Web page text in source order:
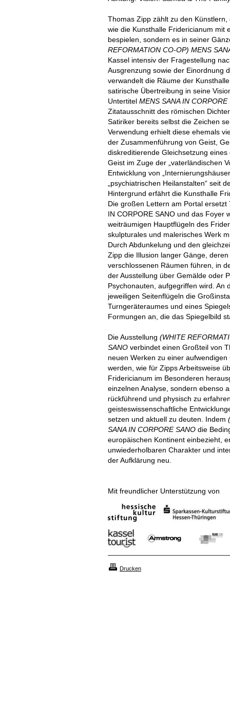
Thomas Zipp zählt zu den
wie die Kunsthalle Fridericianum mit
bespielen, sondern es in seiner
REFORMATION CO-OP) MENS
Kassel intensiv der Fragestellung
Ausgrenzung sowie der Einordnung
verwandelt die Räume der
satirische Übertreibung in seine
Untertitel MENS SANA IN CORPORE
Zitatausschnitt des römischen
Satiriker bereits selbst die Zeichen
Verwendung erhielt diese ehemals
der Zusammenführung von Geist,
diskreditierende Gleichsetzung
Geist im Zuge der „vaterländischen
Entwicklung von
„psychiatrischen Heilanstalten“ seit
Hintergrund erfährt die Kunsthalle
Die großen Lettern am Portal
IN CORPORE SANO und das Foyer
weiträumigen Hauptflügeln des
skulpturales und malerisches Werk
Durch Abdunkelung und den
Zipp die Illusion langer Gänge,
verschlossenen Räumen führen, in
der Ausstellung über Gemälde oder
Psychonauten, aufgegriffen wird. An
jeweiligen Seitenflügeln die
Turngeräteraumes und eines
Formungen an, die das Spiegelbild
Die Ausstellung (WHITE
SANO verbindet einen Großteil von
neuen Werken zu einer
werden, wie für Zipps Arbeitsweise
Fridericianum im Besonderen
einzelnen Analyse, sondern ebenso
rückführend und physisch zu
geisteswissenschaftliche
setzen und aktuell zu deuten. Indem
SANA IN CORPORE SANO die
europäischen Kontinent einbezieht,
unwiederholbaren Charakter und
der Aufklärung neu.
Mit freundlicher Unterstützung von
Drucken